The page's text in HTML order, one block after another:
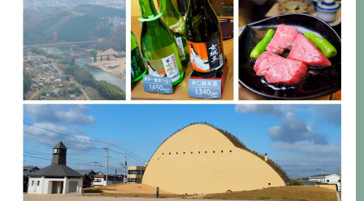
秀 簡單 […]…